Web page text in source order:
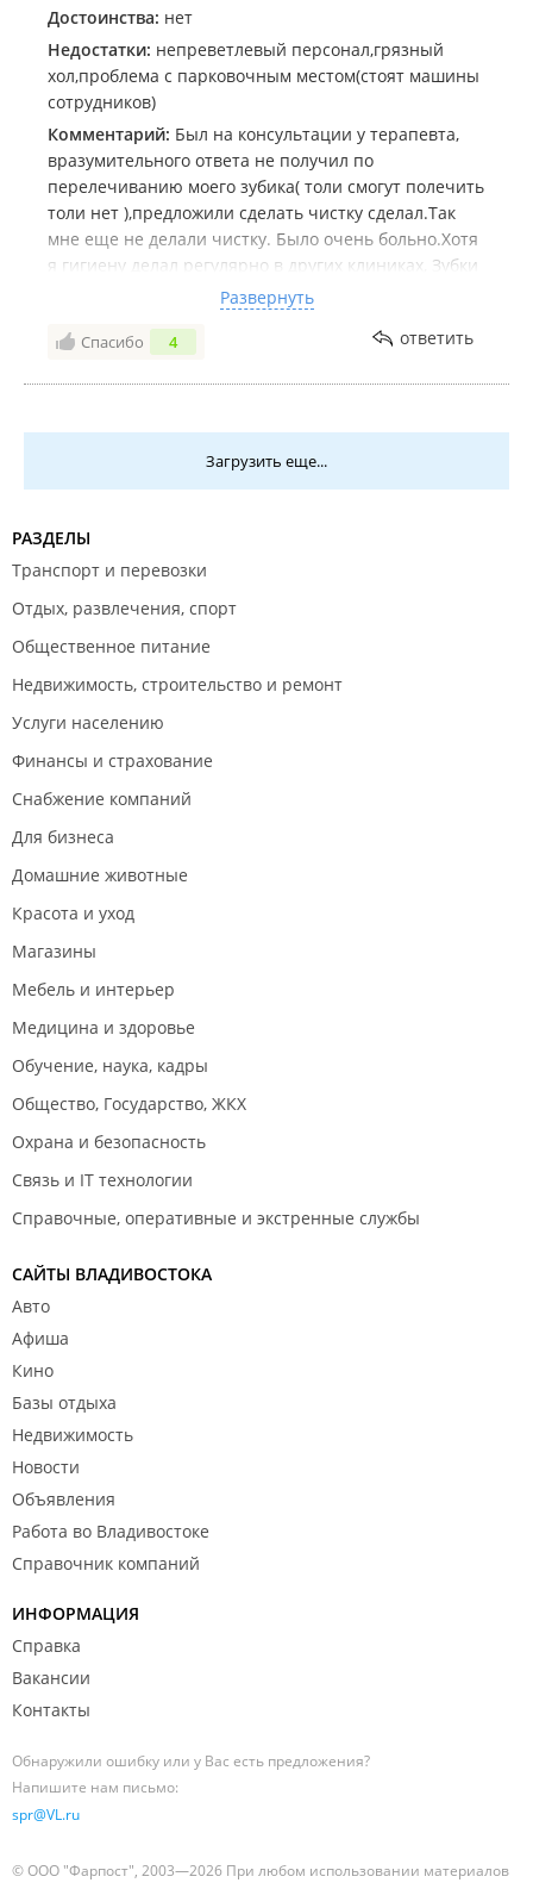
Достоинства: нет
Недостатки: непреветлевый персонал,грязный
хол,проблема с парковочным местом(стоят машины
сотрудников)
Комментарий: Был на консультации у терапевта,
вразумительного ответа не получил по
перелечиванию моего зубика( толи смогут полечить
толи нет ),предложили сделать чистку сделал.Так
мне еще не делали чистку. Было очень больно.Хотя
я гигиену делал регулярно в других клиниках, Зубки
после этой чистки ломило еще неделю.Регистратор
нагрубила ,только по тому что у меня была крупная
купюра а у нее небыло сдачи . В общем я туда
Развернуть
Спасибо 4 ответить
Загрузить еще...
РАЗДЕЛЫ
Транспорт и перевозки
Отдых, развлечения, спорт
Общественное питание
Недвижимость, строительство и ремонт
Услуги населению
Финансы и страхование
Снабжение компаний
Для бизнеса
Домашние животные
Красота и уход
Магазины
Мебель и интерьер
Медицина и здоровье
Обучение, наука, кадры
Общество, Государство, ЖКХ
Охрана и безопасность
Связь и IT технологии
Справочные, оперативные и экстренные службы
САЙТЫ ВЛАДИВОСТОКА
Авто
Афиша
Кино
Базы отдыха
Недвижимость
Новости
Объявления
Работа во Владивостоке
Справочник компаний
ИНФОРМАЦИЯ
Справка
Вакансии
Контакты
Обнаружили ошибку или у Вас есть предложения?
Напишите нам письмо:
spr@VL.ru
© ООО "Фарпост", 2003—2026 При любом использовании материалов